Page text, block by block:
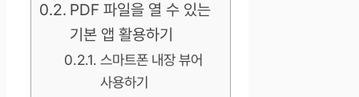
PDF 파일을 열 수 있는
기본 앱 활용하기
스마트폰 내장 뷰어
사용하기